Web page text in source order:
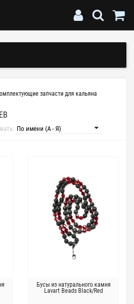
запчасти для кальяна
Бусы из натурального камня
Lavart Beads Black/Red